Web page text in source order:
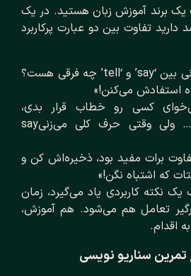
برند آموزش زبان هستید. در یک
قصد دارید تفاوت بین دو عبارت پرکاربرد
شروع: «آیا می‌دونی بین ‘say’ و ‘tell’ چه فرقی هست؟
استفادش می‌کنن!»
کسی رو خطاب قرار بدی،
می‌گیtell John… ولی وقتی حرف کلی می‌زنیsay
برات مفید بود، ذخیره‌اش کن و
که اشتباه نگن!»
نکته کاربردی یاد می‌گیرد، زمان
تعامل هم می‌شود. هم آموزش،
اقدام.
سناریو نویسی